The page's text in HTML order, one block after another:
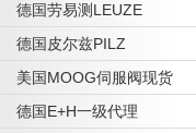
德国劳易测LEUZE
德国皮尔兹PILZ
美国MOOG伺服阀现货
德国E+H一级代理